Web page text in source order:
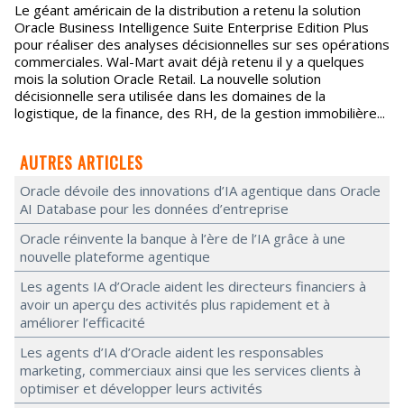
Le géant américain de la distribution a retenu la solution
Oracle Business Intelligence Suite Enterprise Edition Plus
pour réaliser des analyses décisionnelles sur ses opérations
commerciales. Wal-Mart avait déjà retenu il y a quelques
mois la solution Oracle Retail. La nouvelle solution
décisionnelle sera utilisée dans les domaines de la
logistique, de la finance, des RH, de la gestion immobilière...
AUTRES ARTICLES
Oracle dévoile des innovations d’IA agentique dans Oracle
AI Database pour les données d’entreprise
Oracle réinvente la banque à l’ère de l’IA grâce à une
nouvelle plateforme agentique
Les agents IA d’Oracle aident les directeurs financiers à
avoir un aperçu des activités plus rapidement et à
améliorer l’efficacité
Les agents d’IA d’Oracle aident les responsables
marketing, commerciaux ainsi que les services clients à
optimiser et développer leurs activités